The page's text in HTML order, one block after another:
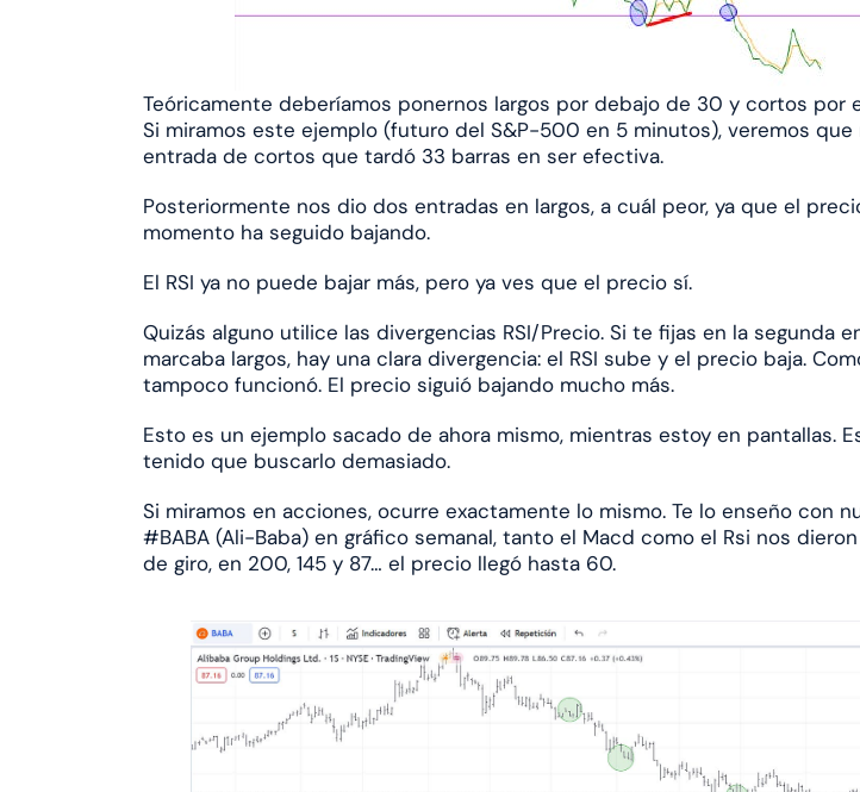
Teóricamente deberíamos ponernos largos por debajo de 30 y cortos por
Si miramos este ejemplo (futuro del S&P-500 en 5 minutos), veremos que
entrada de cortos que tardó 33 barras en ser efectiva.
Posteriormente nos dio dos entradas en largos, a cuál peor, ya que el
momento ha seguido bajando.
El RSI ya no puede bajar más, pero ya ves que el precio sí.
Quizás alguno utilice las divergencias RSI/Precio. Si te fijas en la segunda
marcaba largos, hay una clara divergencia: el RSI sube y el precio baja.
tampoco funcionó. El precio siguió bajando mucho más.
Esto es un ejemplo sacado de ahora mismo, mientras estoy en pantallas.
tenido que buscarlo demasiado.
Si miramos en acciones, ocurre exactamente lo mismo. Te lo enseño con
#BABA (Ali-Baba) en gráfico semanal, tanto el Macd como el Rsi nos
de giro, en 200, 145 y 87… el precio llegó hasta 60.